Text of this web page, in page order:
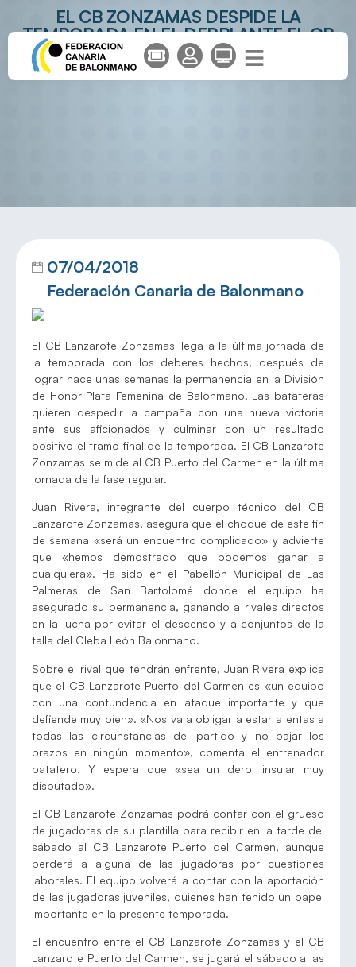
EL CB ZONZAMAS DESPIDE LA
TEMPORADA EN EL DERBI ANTE EL CB
PUERTO DEL CARMEN
07/04/2018
Federación Canaria de Balonmano
El CB Lanzarote Zonzamas llega a la última jornada de
la temporada con los deberes hechos, después de
lograr hace unas semanas la permanencia en la División
de Honor Plata Femenina de Balonmano. Las batateras
quieren despedir la campaña con una nueva victoria
ante sus aficionados y culminar con un resultado
positivo el tramo final de la temporada. El CB Lanzarote
Zonzamas se mide al CB Puerto del Carmen en la última
jornada de la fase regular.
Juan Rivera, integrante del cuerpo técnico del CB
Lanzarote Zonzamas, asegura que el choque de este fin
de semana «será un encuentro complicado» y advierte
que «hemos demostrado que podemos ganar a
cualquiera». Ha sido en el Pabellón Municipal de Las
Palmeras de San Bartolomé donde el equipo ha
asegurado su permanencia, ganando a rivales directos
en la lucha por evitar el descenso y a conjuntos de la
talla del Cleba León Balonmano.
Sobre el rival que tendrán enfrente, Juan Rivera explica
que el CB Lanzarote Puerto del Carmen es «un equipo
con una contundencia en ataque importante y que
defiende muy bien». «Nos va a obligar a estar atentas a
todas las circunstancias del partido y no bajar los
brazos en ningún momento», comenta el entrenador
batatero. Y espera que «sea un derbi insular muy
disputado».
El CB Lanzarote Zonzamas podrá contar con el grueso
de jugadoras de su plantilla para recibir en la tarde del
sábado al CB Lanzarote Puerto del Carmen, aunque
perderá a alguna de las jugadoras por cuestiones
laborales. El equipo volverá a contar con la aportación
de las jugadoras juveniles, quienes han tenido un papel
importante en la presente temporada.
El encuentro entre el CB Lanzarote Zonzamas y el CB
Lanzarote Puerto del Carmen, se jugará el sábado a las